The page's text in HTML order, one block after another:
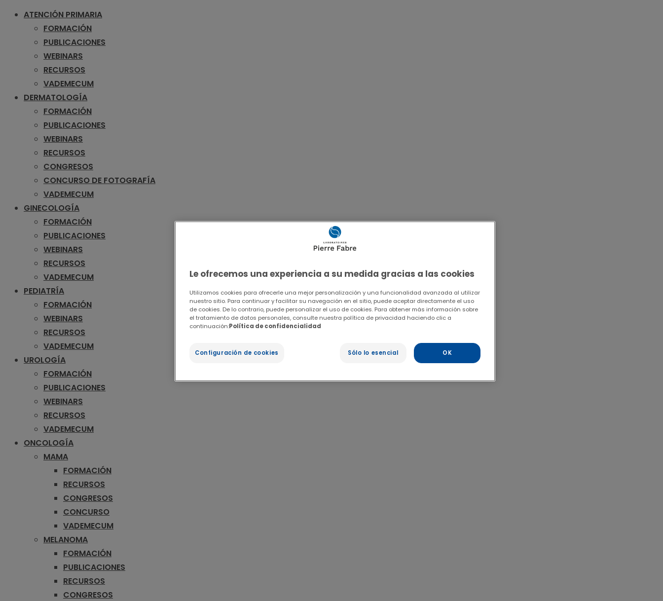
ATENCIÓN PRIMARIA
FORMACIÓN
PUBLICACIONES
WEBINARS
RECURSOS
VADEMECUM
DERMATOLOGÍA
FORMACIÓN
PUBLICACIONES
WEBINARS
RECURSOS
CONGRESOS
CONCURSO DE FOTOGRAFÍA
VADEMECUM
GINECOLOGÍA
FORMACIÓN
PUBLICACIONES
WEBINARS
RECURSOS
VADEMECUM
PEDIATRÍA
FORMACIÓN
WEBINARS
RECURSOS
VADEMECUM
UROLOGÍA
FORMACIÓN
PUBLICACIONES
WEBINARS
RECURSOS
VADEMECUM
ONCOLOGÍA
MAMA
FORMACIÓN
RECURSOS
CONGRESOS
CONCURSO
VADEMECUM
MELANOMA
FORMACIÓN
PUBLICACIONES
RECURSOS
CONGRESOS
Le ofrecemos una experiencia a su medida gracias a las cookies
Utilizamos cookies para ofrecerle una mejor personalización y una funcionalidad avanzada al utilizar
nuestro sitio. Para continuar y facilitar su navegación en el sitio, puede aceptar directamente el uso
de cookies. De lo contrario, puede personalizar el uso de cookies. Para obtener más información sobre
el tratamiento de datos personales, consulte nuestra política de privacidad haciendo clic a
continuación:Política de confidencialidad
Configuración de cookies Sólo lo esencial OK